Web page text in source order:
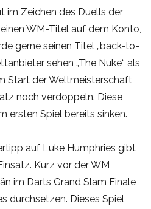
im Zeichen des Duells der
einen WM-Titel auf dem Konto,
gerne seinen Titel „back-to-
sehen „The Nuke“ als
Start der Weltmeisterschaft
noch verdoppeln. Diese
ersten Spiel bereits sinken.
auf Luke Humphries gibt
Kurz vor der WM
im Darts Grand Slam Finale
durchsetzen. Dieses Spiel